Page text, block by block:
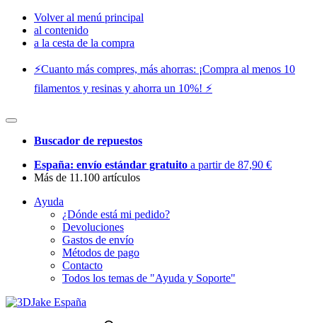
Volver al menú principal
al contenido
a la cesta de la compra
⚡️Cuanto más compres, más ahorras: ¡Compra al menos 10
filamentos y resinas y ahorra un 10%! ⚡️
Buscador de repuestos
España: envío estándar gratuito a partir de 87,90 €
Más de 11.100 artículos
Ayuda
¿Dónde está mi pedido?
Devoluciones
Gastos de envío
Métodos de pago
Contacto
Todos los temas de "Ayuda y Soporte"